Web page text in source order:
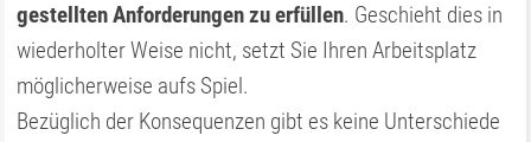
gestellten Anforderungen zu erfüllen. Geschieht dies in
wiederholter Weise nicht, setzt Sie Ihren Arbeitsplatz
möglicherweise aufs Spiel.
Bezüglich der Konsequenzen gibt es keine Unterschiede